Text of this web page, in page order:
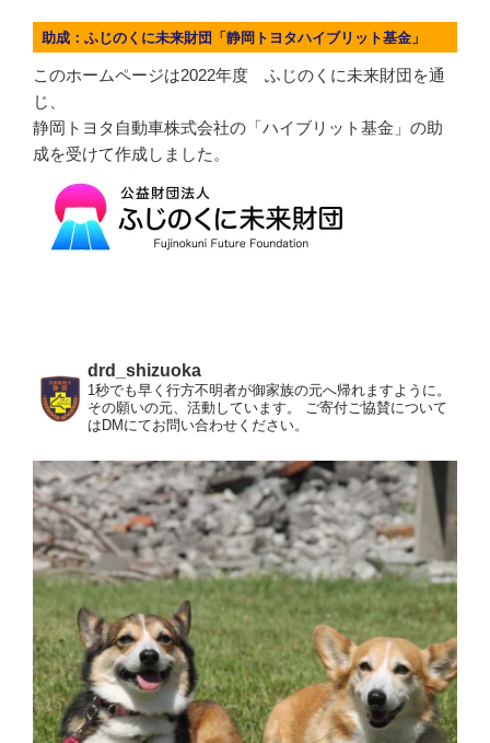
助成：ふじのくに未来財団「静岡トヨタハイブリット基金」
このホームページは2022年度 ふじのくに未来財団を通
じ、
静岡トヨタ自動車株式会社の「ハイブリット基金」の助
成を受けて作成しました。
drd_shizuoka
1秒でも早く行方不明者が御家族の元へ帰れますように。
その願いの元、活動しています。
ご寄付ご協賛について
はDMにてお問い合わせください。